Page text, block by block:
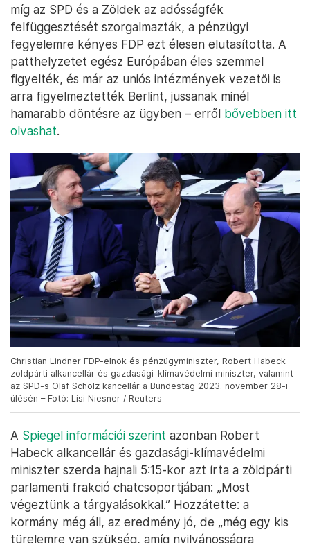
míg az SPD és a Zöldek az adósságfék
felfüggesztését szorgalmazták, a pénzügyi
fegyelemre kényes FDP ezt élesen elutasította. A
patthelyzetet egész Európában éles szemmel
figyelték, és már az uniós intézmények vezetői is
arra figyelmeztették Berlint, jussanak minél
hamarabb döntésre az ügyben – erről bővebben itt
olvashat.
Christian Lindner FDP-elnök és pénzügyminiszter, Robert Habeck
zöldpárti alkancellár és gazdasági-klímavédelmi miniszter, valamint
az SPD-s Olaf Scholz kancellár a Bundestag 2023. november 28-i
ülésén – Fotó: Lisi Niesner / Reuters
A Spiegel információi szerint azonban Robert
Habeck alkancellár és gazdasági-klímavédelmi
miniszter szerda hajnali 5:15-kor azt írta a zöldpárti
parlamenti frakció chatcsoportjában: „Most
végeztünk a tárgyalásokkal.” Hozzátette: a
kormány még áll, az eredmény jó, de „még egy kis
türelemre van szükség, amíg nyilvánosságra